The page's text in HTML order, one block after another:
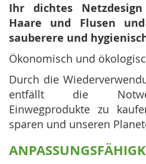
Ihr dichtes
Haare und Flusen
sauberere und
Ökonomisch und
Durch die
entfällt die
Einwegprodukte zu
sparen und unseren